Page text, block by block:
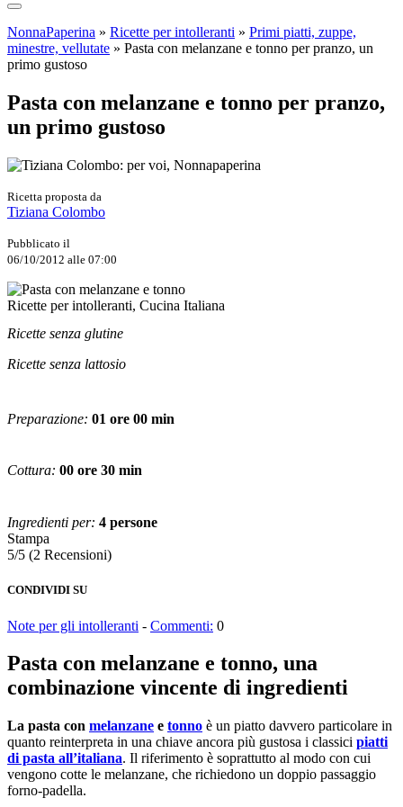
NonnaPaperina » Ricette per intolleranti » Primi piatti, zuppe,
minestre, vellutate » Pasta con melanzane e tonno per pranzo, un
primo gustoso
Pasta con melanzane e tonno per pranzo,
un primo gustoso
Ricetta proposta da
Tiziana Colombo
Pubblicato il
06/10/2012 alle 07:00
Ricette per intolleranti, Cucina Italiana
Ricette senza glutine
Ricette senza lattosio
Preparazione: 01 ore 00 min
Cottura: 00 ore 30 min
Ingredienti per: 4 persone
Stampa
5/5 (2 Recensioni)
CONDIVIDI SU
Note per gli intolleranti - Commenti: 0
Pasta con melanzane e tonno, una
combinazione vincente di ingredienti
La pasta con melanzane e tonno è un piatto davvero particolare in
quanto reinterpreta in una chiave ancora più gustosa i classici piatti
di pasta all’italiana. Il riferimento è soprattutto al modo con cui
vengono cotte le melanzane, che richiedono un doppio passaggio
forno-padella.